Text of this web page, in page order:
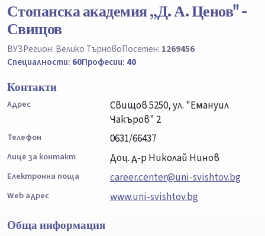
Стопанска академия „Д. А. Ценов" -
Свищов
ВУЗРегион: Велико ТърновоПосетен: 1269456
Специалности: 60Професии: 40
Контакти
Адрес
Свищов 5250, ул. "Емануил
Чакъров" 2
Телефон 0631/66437
Лице за контакт Доц. д-р Николай Нинов
Електронна поща career.center@uni-svishtov.bg
Web адрес
www.uni-svishtov.bg
Обща информация